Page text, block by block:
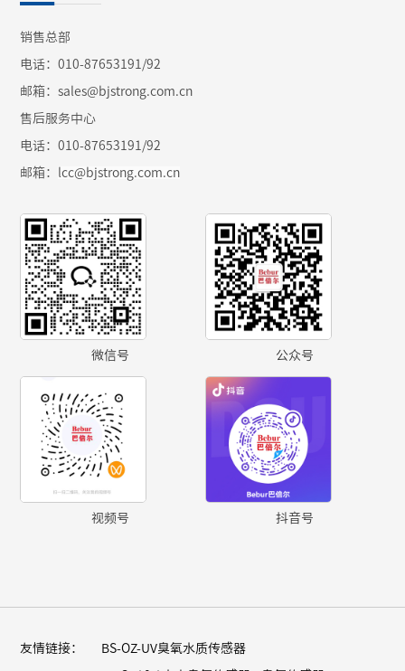
微信号 公众号
视频号 抖音号
销售总部
电话：010-87653191/92
邮箱：sales@bjstrong.com.cn
售后服务中心
电话：010-87653191/92
邮箱： lcc@bjstrong.com.cn
友情链接： BS-OZ-UV臭氧水质传感器